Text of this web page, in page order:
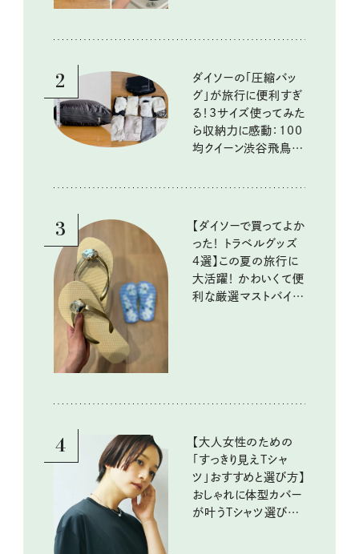
2
ダイソーの「圧縮バッ
グ」が旅行に便利すぎ
る！3サイズ使ってみた
ら収納力に感動：100
均クイーン渋谷飛鳥の
3
【ダイソーで買ってよか
った！ トラベルグッズ
4選】この夏の旅行に
大活躍！ かわいくて便
利な厳選マストバイア
4
【大人女性のための
「すっきり見えTシャ
ツ」おすすめと選び方】
おしゃれに体型カバー
が叶うTシャツ選びの